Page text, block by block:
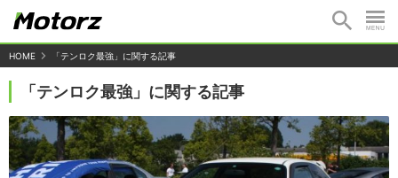
HOME 「テンロク最強」に関する記事
「テンロク最強」に関する記事